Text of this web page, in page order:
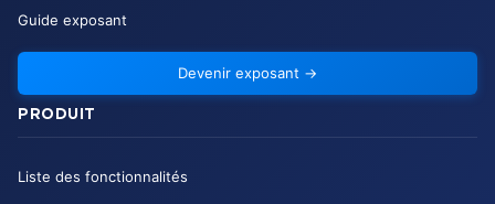
Guide exposant
Devenir exposant →
PRODUIT
Liste des fonctionnalités